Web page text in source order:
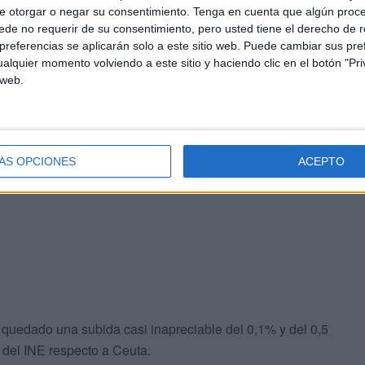
otorgar o negar su consentimiento. Tenga en cuenta que algún
no requerir de su consentimiento, pero usted tiene el derecho de
se aplicarán solo a este sitio web. Puede cambiar sus
momento volviendo a este sitio y haciendo clic en el botón
OPCIONES ACEPTO
lo que la progresión de los precios ha sido del 2% si
va de año ha habido una subida del 1,3%.
mes más en Ceuta. Así, se ha anotado una subida
que más llama la atención es que tras subidas y
en el primer trimestre del año es de nada y nada
una subida casi inapreciable del 0,1% y del 0,5
INE respecto a Ceuta.